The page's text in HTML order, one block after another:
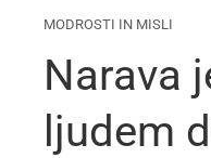
MODROSTI IN MISLI
Narava
ljudem